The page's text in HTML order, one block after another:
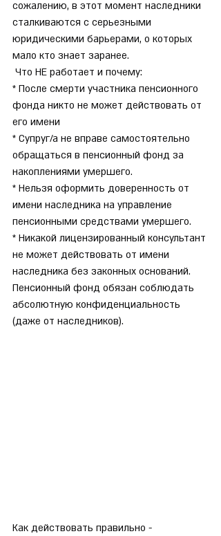
сожалению, в этот момент наследники
сталкиваются с серьезными
юридическими барьерами, о которых
мало кто знает заранее.
Что НЕ работает и почему:
* После смерти участника пенсионного
фонда никто не может действовать от
его имени
* Супруг/а не вправе самостоятельно
обращаться в пенсионный фонд за
накоплениями умершего.
* Нельзя оформить доверенность от
имени наследника на управление
пенсионными средствами умершего.
* Никакой лицензированный консультант
не может действовать от имени
наследника без законных оснований.
Пенсионный фонд обязан соблюдать
абсолютную конфиденциальность
(даже от наследников).
Как действовать правильно -